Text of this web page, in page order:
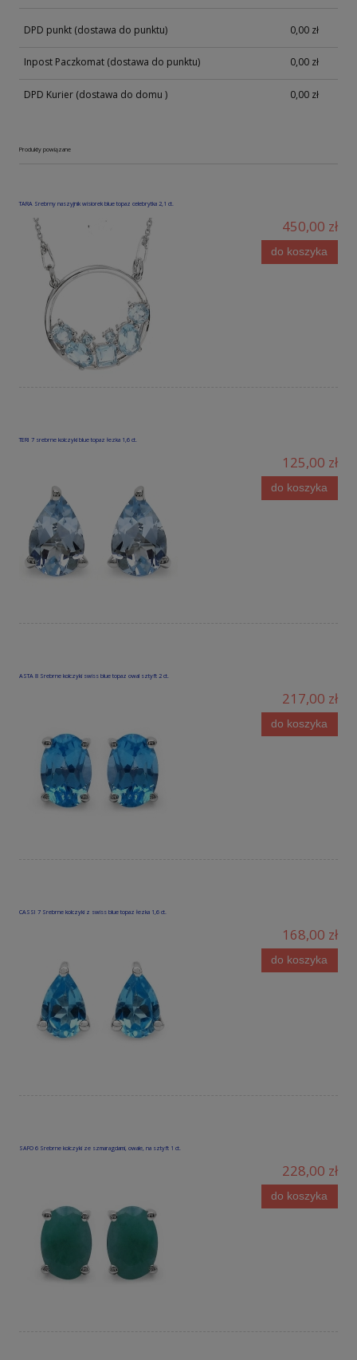
DPD punkt (dostawa do punktu) 0,00 zł
Inpost Paczkomat (dostawa do punktu) 0,00 zł
DPD Kurier (dostawa do domu ) 0,00 zł
Produkty powiązane
TARA Srebrny naszyjnik wisiorek blue topaz celebrytka 2,1 ct.
450,00 zł
do koszyka
TERI 7 srebrne kolczyki blue topaz łezka 1,6 ct.
125,00 zł
do koszyka
ASTA 8 Srebrne kolczyki swiss blue topaz owal sztyft 2 ct.
217,00 zł
do koszyka
CASSI 7 Srebrne kolczyki z swiss blue topaz łezka 1,6 ct.
168,00 zł
do koszyka
SAFO 6 Srebrne kolczyki ze szmaragdami, owale, na sztyft 1 ct.
228,00 zł
do koszyka